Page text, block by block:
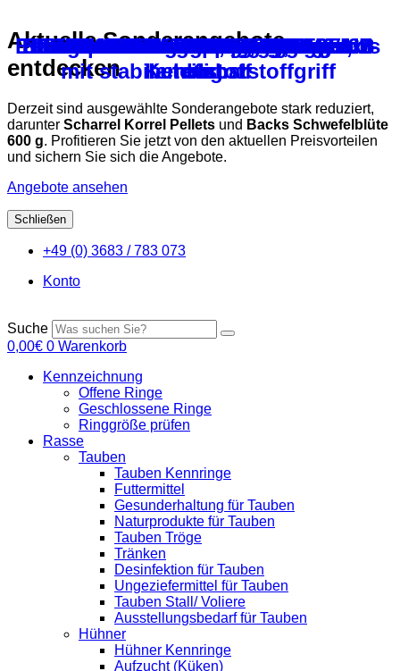
Aktuelle Sonderangebote
entdecken
Derzeit sind ausgewählte Sonderangebote stark reduziert,
darunter Scharrel Korrel Pellets und Backs Schwefelblüte
600 g. Profitieren Sie jetzt von den aktuellen Preisvorteilen
und sichern Sie sich die Angebote.
Angebote ansehen
Schließen
Inhalt
+49 (0) 3683 / 783 073
Konto
Suche
0,00€ 0 Warenkorb
Kennzeichnung
Offene Ringe
Geschlossene Ringe
Ringgröße prüfen
Rasse
Tauben
Tauben Kennringe
Futtermittel
Gesunderhaltung für Tauben
Naturprodukte für Tauben
Tauben Tröge
Tränken
Desinfektion für Tauben
Ungeziefermittel für Tauben
Tauben Stall/ Voliere
Ausstellungsbedarf für Tauben
Hühner
Hühner Kennringe
Aufzucht (Küken)
Bodenschaber 30 cm ohne Stiel
Fanggabeln
Taubensitzregal
Badewanne für Tauben
Nesteier für Tauben
Sitzbrettchen für Tauben aus
Kunststoff
Einlagen für Nistschalen aus Kokos
Nistschale aus Kunstoff elektrisch
beheizbar
Nistschale Kunstoff
Taubentränke für Nistzellen 1,0 l, 2-
teilig
Backs Schlagweiß
Tränkenwärmer mit Kegel 18cm
Taubentränke 2-teilig, blau/weiß
Phone-Clip-Ring
Nummern-Clip-Ring+Jahr
Nummern-Clip-Ring
Handspachtel 25 cm aus Edelstahl
mit stabilen Kunststoffgriff
Futtertrog schwarz/grau
Desinfektionsmatte, klein, 45x54x3
cm
Backs Terra-Mineral 1,5 kg
Backs Extra Energie 400 g
Backs Badesalz – 600 g
Backs Protein Plus 400 g